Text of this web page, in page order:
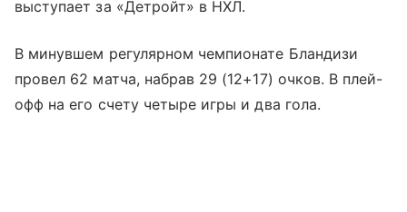
выступает за «Детройт» в НХЛ.
В минувшем регулярном чемпионате Бландизи
провел 62 матча, набрав 29 (12+17) очков. В плей-
офф на его счету четыре игры и два гола.